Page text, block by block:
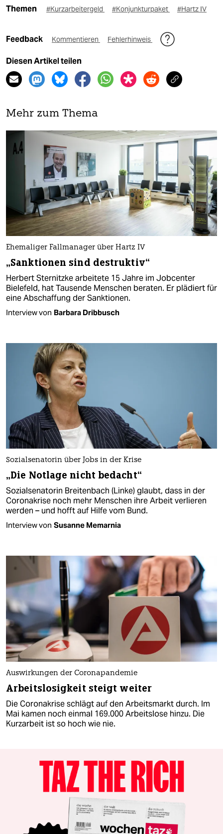
Themen #Kurzarbeitergeld #Konjunkturpaket #Hartz IV
Feedback Kommentieren Fehlerhinweis
Diesen Artikel teilen
Mehr zum Thema
Ehemaliger Fallmanager über Hartz IV
„Sanktionen sind destruktiv“
Herbert Sternitzke arbeitete 15 Jahre im Jobcenter
Bielefeld, hat Tausende Menschen beraten. Er plädiert für
eine Abschaffung der Sanktionen.
Interview von Barbara Dribbusch
Sozialsenatorin über Jobs in der Krise
„Die Notlage nicht bedacht“
Sozialsenatorin Breitenbach (Linke) glaubt, dass in der
Coronakrise noch mehr Menschen ihre Arbeit verlieren
werden – und hofft auf Hilfe vom Bund.
Interview von Susanne Memarnia
Auswirkungen der Coronapandemie
Arbeitslosigkeit steigt weiter
Die Coronakrise schlägt auf den Arbeitsmarkt durch. Im
Mai kamen noch einmal 169.000 Arbeitslose hinzu. Die
Kurzarbeit ist so hoch wie nie.